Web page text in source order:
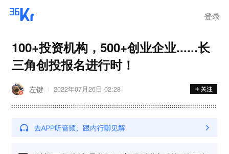
登录
100+投资机构，500+创业企业......长
三角创投报名进行时！
左键 2022年07月26日 02:28